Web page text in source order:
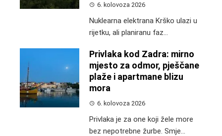
6. kolovoza 2026
Nuklearna elektrana Krško ulazi u
rijetku, ali planiranu faz...
Privlaka kod Zadra: mirno
mjesto za odmor, pješčane
plaže i apartmane blizu
mora
6. kolovoza 2026
Privlaka je za one koji žele more
bez nepotrebne žurbe. Smje...